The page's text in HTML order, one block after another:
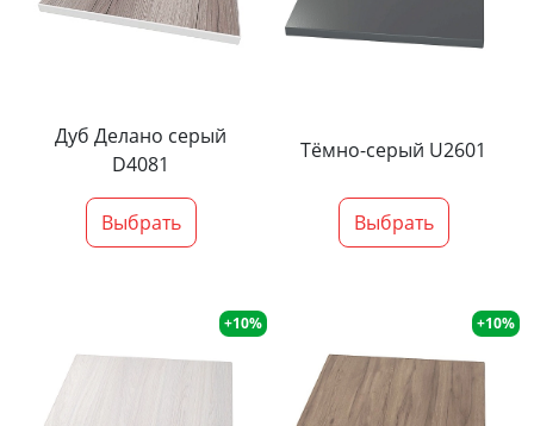
Дуб Делано серый
D4081
Выбрать
Тёмно-серый U2601
Выбрать
+10% +10%